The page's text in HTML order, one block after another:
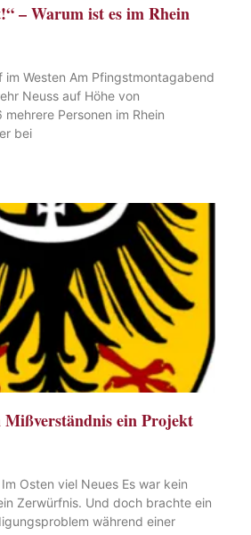
– Warum ist es im Rhein
im Westen Am Pfingstmontagabend
Neuss auf Höhe von
Personen im Rhein
bei
Mißverständnis ein Projekt
Osten viel Neues Es war kein
Zerwürfnis. Und doch brachte ein
während einer